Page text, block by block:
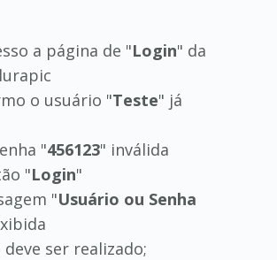
a página de "Login" da
o usuário "Teste" já
"456123" inválida
"Login"
"Usuário ou Senha
ser realizado;